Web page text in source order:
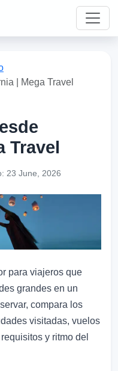
| Mega Travel
Travel
23 June, 2026
para viajeros que
grandes en un
compara los
visitadas, vuelos
y ritmo del